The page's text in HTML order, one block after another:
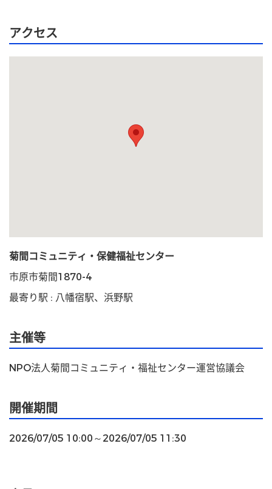
アクセス
菊間コミュニティ・保健福祉センター
市原市菊間1870-4
最寄り駅 : 八幡宿駅、浜野駅
主催等
NPO法人菊間コミュニティ・福祉センター運営協議会
開催期間
2026/07/05 10:00～2026/07/05 11:30